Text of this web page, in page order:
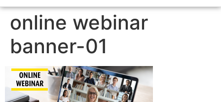
online webinar
banner-01